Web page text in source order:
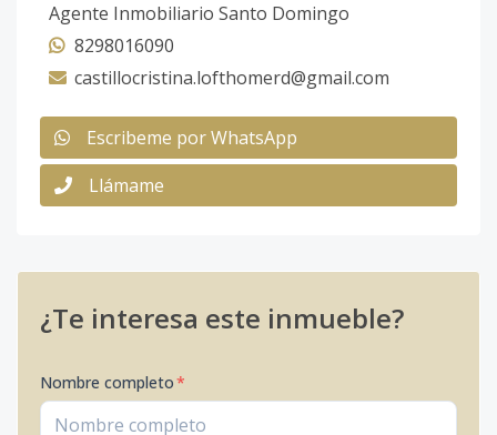
Agente Inmobiliario Santo Domingo
8298016090
castillocristina.lofthomerd@gmail.com
Escribeme por WhatsApp
Llámame
¿Te interesa este inmueble?
Nombre completo*